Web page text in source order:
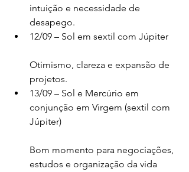
intuição e necessidade de
desapego.
12/09 – Sol em sextil com Júpiter
Otimismo, clareza e expansão de
projetos.
13/09 – Sol e Mercúrio em
conjunção em Virgem (sextil com
Júpiter)
Bom momento para negociações,
estudos e organização da vida